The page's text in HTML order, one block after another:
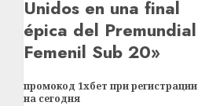
Unidos en una final
épica del Premundial
Femenil Sub 20»
промокод 1хбет при регистрации
на сегодня